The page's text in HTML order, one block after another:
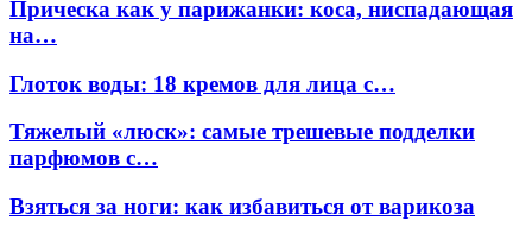
Прическа как у парижанки: коса, ниспадающая
на…
Глоток воды: 18 кремов для лица с…
Тяжелый «люск»: самые трешевые подделки
парфюмов с…
Взяться за ноги: как избавиться от варикоза